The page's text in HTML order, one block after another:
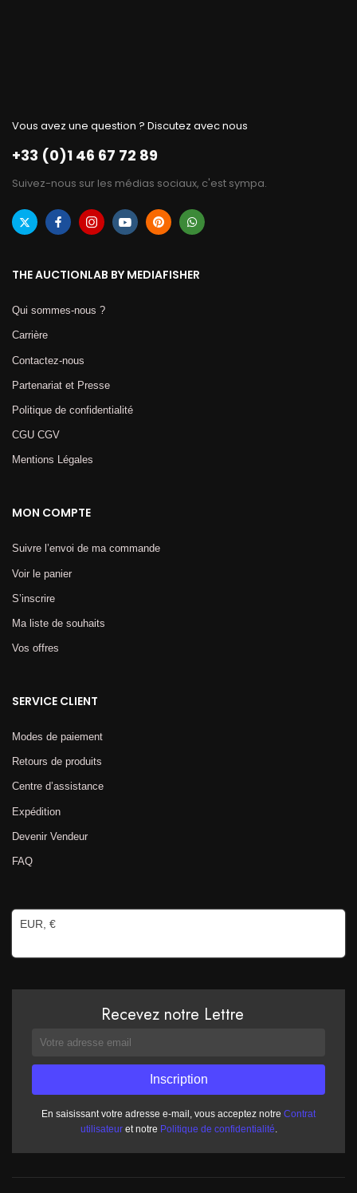
Vous avez une question ? Discutez avec nous
+33 (0)1 46 67 72 89
Suivez-nous sur les médias sociaux, c'est sympa.
THE AUCTIONLAB BY MEDIAFISHER
Qui sommes-nous ?
Carrière
Contactez-nous
Partenariat et Presse
Politique de confidentialité
CGU CGV
Mentions Légales​
MON COMPTE
Suivre l’envoi de ma commande
Voir le panier
S’inscrire
Ma liste de souhaits
Vos offres
SERVICE CLIENT
Modes de paiement
Retours de produits
Centre d’assistance
Expédition
Devenir Vendeur
FAQ
EUR, €
Recevez notre Lettre
En saisissant votre adresse e-mail, vous acceptez notre Contrat
utilisateuret notre Politique de confidentialité.